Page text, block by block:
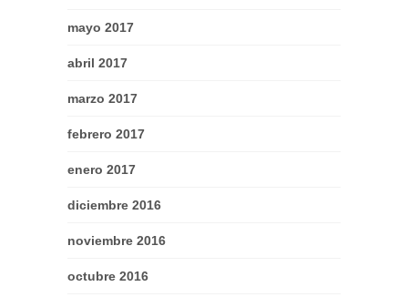
mayo 2017
abril 2017
marzo 2017
febrero 2017
enero 2017
diciembre 2016
noviembre 2016
octubre 2016